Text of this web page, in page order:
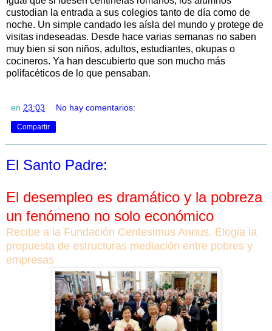
custodian la entrada a sus colegios tanto de día como de
noche. Un simple candado les aísla del mundo y protege de
visitas indeseadas. Desde hace varias semanas no saben
muy bien si son niños, adultos, estudiantes, okupas o
cocineros. Ya han descubierto que son mucho más
polifacéticos de lo que pensaban.
en 23:03 No hay comentarios:
Compartir
El Santo Padre:
El desempleo es dramático y la pobreza
un fenómeno no solo económico
Recibe a la Fundación Centesimus Annus. Elogia la
propuesta de estructuras mediación entre pobres y
empresas